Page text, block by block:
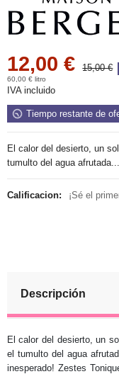
12,00 € 15,00 €
60,00 € litro
IVA incluido
Tiempo restante de
El calor del desierto, un
tumulto del agua afrutada...
Calificacion: ¡Sé el
Descripción
El calor del desierto, un
el tumulto del agua
inesperado! Zestes